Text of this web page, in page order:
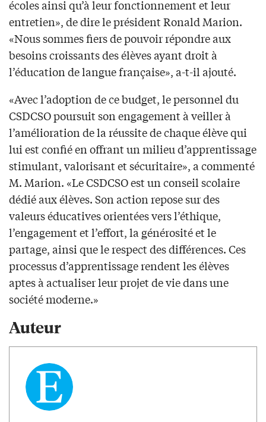
écoles ainsi qu’à leur fonctionnement et leur
entretien», de dire le président Ronald Marion.
«Nous sommes fiers de pouvoir répondre aux
besoins croissants des élèves ayant droit à
l’éducation de langue française», a-t-il ajouté.
«Avec l’adoption de ce budget, le personnel du
CSDCSO poursuit son engagement à veiller à
l’amélioration de la réussite de chaque élève qui
lui est confié en offrant un milieu d’apprentissage
stimulant, valorisant et sécuritaire», a commenté
M. Marion. «Le CSDCSO est un conseil scolaire
dédié aux élèves. Son action repose sur des
valeurs éducatives orientées vers l’éthique,
l’engagement et l’effort, la générosité et le
partage, ainsi que le respect des différences. Ces
processus d’apprentissage rendent les élèves
aptes à actualiser leur projet de vie dans une
société moderne.»
Auteur